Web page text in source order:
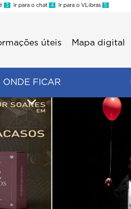
3 Ir para o chat 4 Ir para o VLibras 5
úteis Mapa digital
ONDE FICAR